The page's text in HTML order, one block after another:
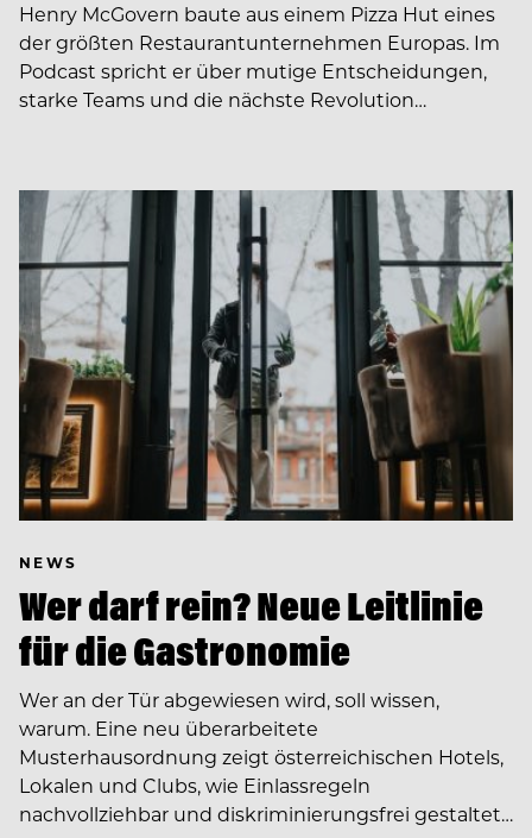
Henry McGovern baute aus einem Pizza Hut eines
der größten Restaurantunternehmen Europas. Im
Podcast spricht er über mutige Entscheidungen,
starke Teams und die nächste Revolution…
NEWS
Wer darf rein? Neue Leitlinie
für die Gastronomie
Wer an der Tür abgewiesen wird, soll wissen,
warum. Eine neu überarbeitete
Musterhausordnung zeigt österreichischen Hotels,
Lokalen und Clubs, wie Einlassregeln
nachvollziehbar und diskriminierungsfrei gestaltet…